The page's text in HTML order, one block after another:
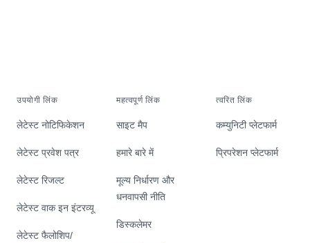
उपयोगी लिंक
लेटेस्ट नोटिफिकेशन
लेटेस्ट प्रवेश पत्र
लेटेस्ट रिजल्ट
लेटेस्ट वाक इन इंटरव्यू
लेटेस्ट फैलोशिप/
महत्वपूर्ण लिंक
साइट मैप
हमारे बारे में
मूल्य निर्धारण और
धनवापसी नीति
डिस्कलेमर
त्वरित लिंक
कम्युनिटी प्लेटफार्म
प्रिपरेशन प्लेटफार्म